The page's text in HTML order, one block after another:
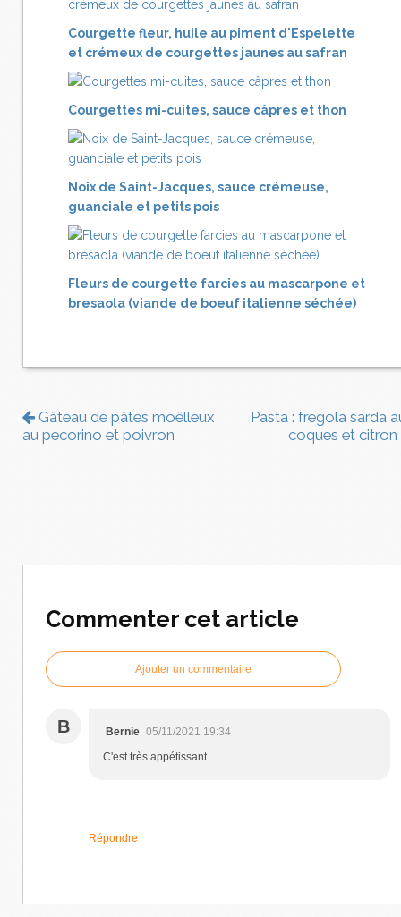
Courgette fleur, huile au piment d'Espelette
et crémeux de courgettes jaunes au safran
Courgettes mi-cuites, sauce câpres et thon
Noix de Saint-Jacques, sauce crémeuse,
guanciale et petits pois
Fleurs de courgette farcies au mascarpone et
bresaola (viande de boeuf italienne séchée)
Gâteau de pâtes moêlleux
au pecorino et poivron
Pasta : fregola sarda
coques et citron
Commenter cet article
Ajouter un commentaire
B Bernie 05/11/2021 19:34
C'est très appétissant
Répondre